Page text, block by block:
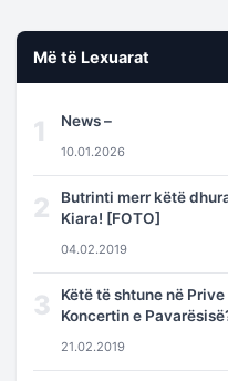
Më të Lexuarat
1 News –
10.01.2026
2
Butrinti merr këtë
Kiara! [FOTO]
04.02.2019
3
Këtë të shtune në
Koncertin e
21.02.2019